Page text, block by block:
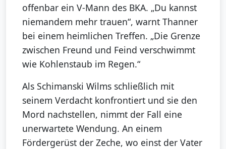
offenbar ein V-Mann des BKA. „Du kannst
niemandem mehr trauen“, warnt Thanner
bei einem heimlichen Treffen. „Die Grenze
zwischen Freund und Feind verschwimmt
wie Kohlenstaub im Regen.“
Als Schimanski Wilms schließlich mit
seinem Verdacht konfrontiert und sie den
Mord nachstellen, nimmt der Fall eine
unerwartete Wendung. An einem
Fördergerüst der Zeche, wo einst der Vater